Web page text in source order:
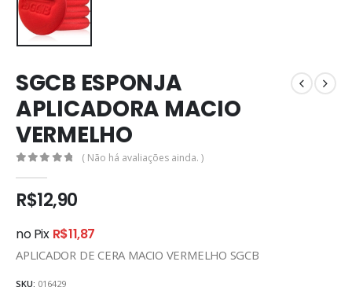
SGCB ESPONJA
APLICADORA MACIO
VERMELHO
( Não há avaliações ainda. )
R$12,90
no Pix R$11,87
APLICADOR DE CERA MACIO VERMELHO SGCB
SKU: 016429